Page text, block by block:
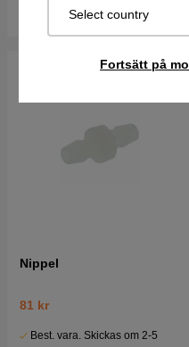
Select country
Fortsätt på
Köp
Nippel
81 kr
Best. vara. Skickas om 2-5